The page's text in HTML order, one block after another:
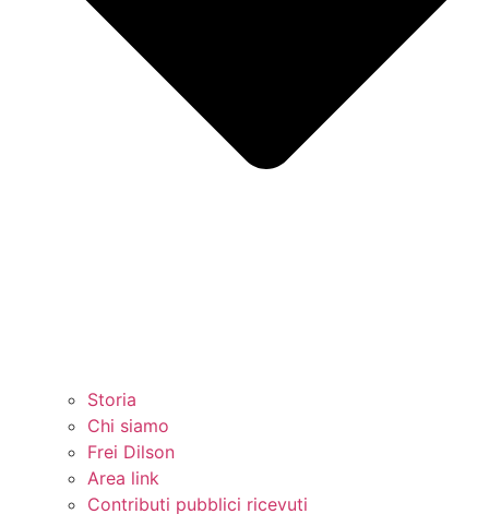
Storia
Chi siamo
Frei Dilson
Area link
Contributi pubblici ricevuti